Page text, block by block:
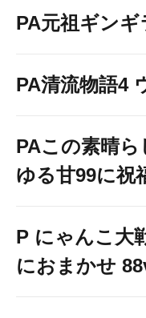
PA元祖ギン
PA清流物語4
PAこの素晴
ゆる甘99に祝
P にゃんこ大
におまかせ